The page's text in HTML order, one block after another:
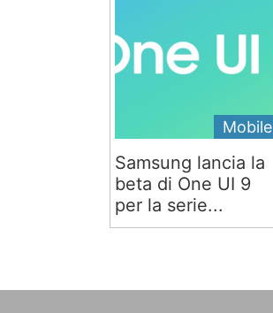
Mobile
Samsung lancia la
beta di One UI 9
per la serie...